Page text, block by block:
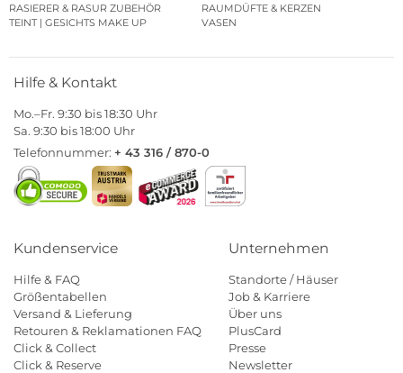
RASIERER & RASUR ZUBEHÖR
RAUMDÜFTE & KERZEN
TEINT | GESICHTS MAKE UP
VASEN
Hilfe & Kontakt
Mo.–Fr. 9:30 bis 18:30 Uhr
Sa. 9:30 bis 18:00 Uhr
Telefonnummer: + 43 316 / 870-0
Kundenservice
Hilfe & FAQ
Größentabellen
Versand & Lieferung
Retouren & Reklamationen FAQ
Click & Collect
Click & Reserve
Unternehmen
Standorte / Häuser
Job & Karriere
Über uns
PlusCard
Presse
Newsletter